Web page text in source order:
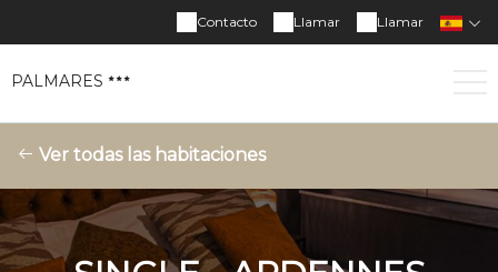
Llamar
Llamar
Contacto
PALMARES
Ver todas las habitaciones